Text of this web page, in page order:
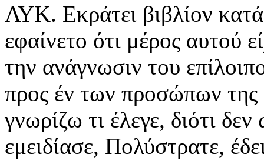
ΛΥΚ. Εκράτει βιβλίον
εφαίνετο ότι μέρος αυτού
την ανάγνωσιν του
προς έν των προσώπων της
γνωρίζω τι έλεγε, διότι
εμειδίασε, Πολύστρατε,